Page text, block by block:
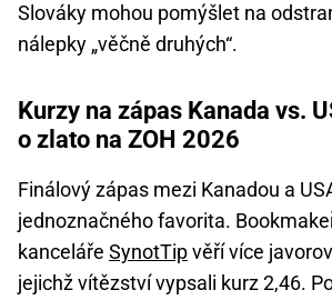
Slováky mohou pomýšlet na
nálepky „věčně druhých“.
Kurzy na zápas Kanada vs.
o zlato na ZOH 2026
Finálový zápas mezi Kanadou a
jednoznačného favorita.
kanceláře SynotTipvěří více
jejichž vítězství vypsali kurz 2,46.